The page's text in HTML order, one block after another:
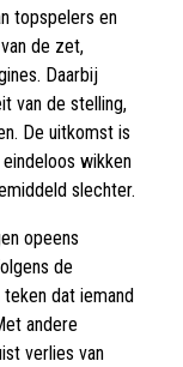
topspelers en
de zet,
Daarbij
van de stelling,
De uitkomst is
wikken
slechter.
opeens
de
dat iemand
andere
verlies van